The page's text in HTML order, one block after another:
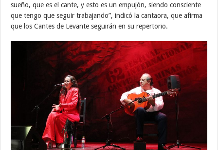
sueño, que es el cante, y esto es un empujón, siendo consciente
que tengo que seguir trabajando”, indicó la cantaora, que afirma
que los Cantes de Levante seguirán en su repertorio.